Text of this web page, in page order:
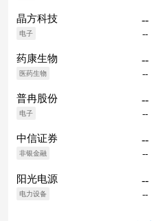
晶方科技
电子
--
--
药康生物
医药生物
--
--
普冉股份
电子
--
--
中信证券
非银金融
--
--
阳光电源
电力设备
--
--